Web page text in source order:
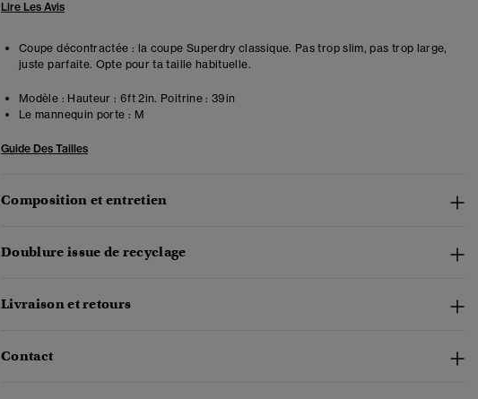
Lire Les Avis
Coupe décontractée : la coupe Superdry classique. Pas trop slim, pas trop large,
juste parfaite. Opte pour ta taille habituelle.
Modèle : Hauteur : 6ft 2in. Poitrine : 39in
Le mannequin porte : M
Guide Des Tailles
Composition et entretien
Doublure issue de recyclage
Livraison et retours
Contact